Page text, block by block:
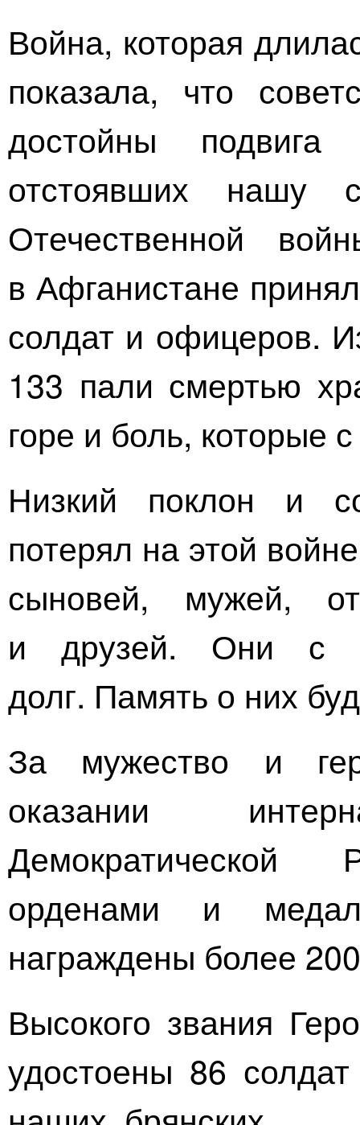
Война, которая
показала, что
достойны подвига
отстоявших нашу
Отечественной
в Афганистане
солдат и офицеров.
133 пали смертью
горе и боль, которые
Низкий поклон и
потерял на этой
сыновей, мужей,
и друзей. Они с
долг. Память о них
За мужество и
оказании
Демократической
орденами и
награждены более
Высокого звания
удостоены 86